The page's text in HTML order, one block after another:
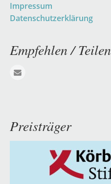
Impressum
Datenschutzerklärung
Empfehlen / Teilen
Preisträger